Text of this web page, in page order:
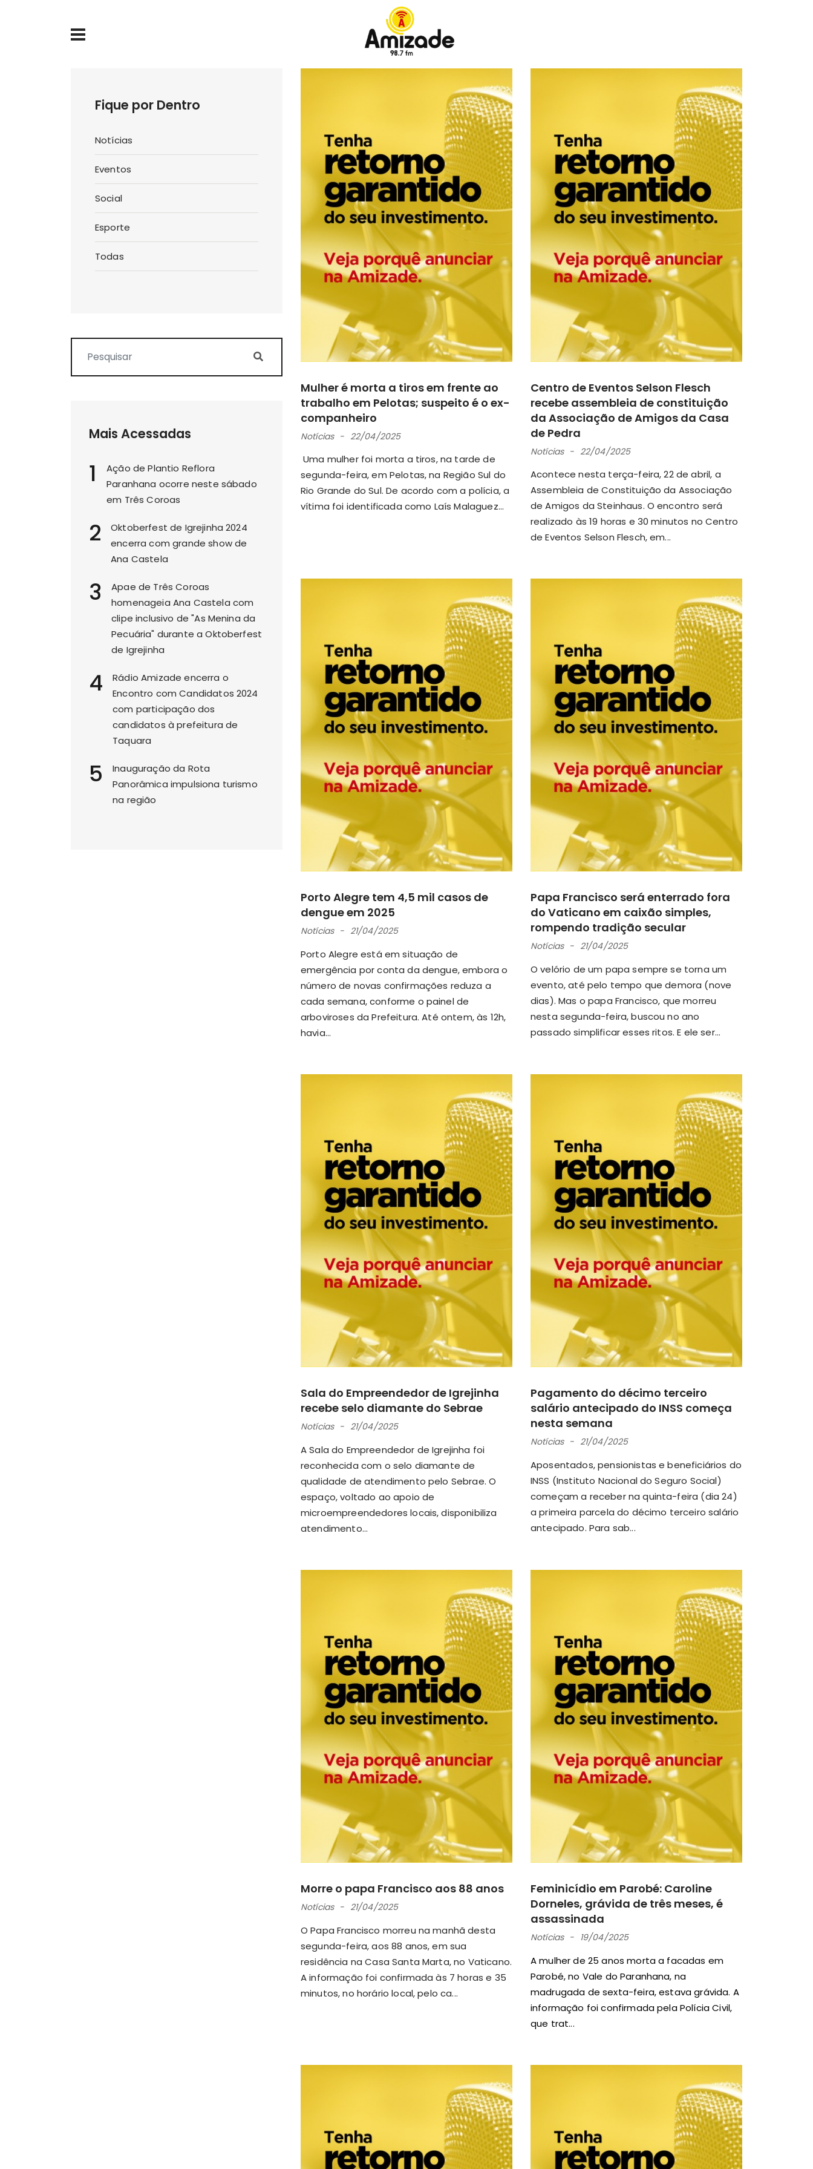
Fique por Dentro
Notícias
Eventos
Social
Esporte
Todas
Mais Acessadas
1
Ação de Plantio Reflora
Paranhana ocorre neste sábado
em Três Coroas
2
Oktoberfest de Igrejinha 2024
encerra com grande show de
Ana Castela
3
Apae de Três Coroas
homenageia Ana Castela com
clipe inclusivo de "As Menina da
Pecuária" durante a Oktoberfest
de Igrejinha
4
Rádio Amizade encerra o
Encontro com Candidatos 2024
com participação dos
candidatos à prefeitura de
Taquara
5
Inauguração da Rota
Panorâmica impulsiona turismo
na região
Mulher é morta a tiros em frente ao
trabalho em Pelotas; suspeito é o ex-
companheiro
Notícias 22/04/2025
Uma mulher foi morta a tiros, na tarde de
segunda-feira, em Pelotas, na Região Sul do
Rio Grande do Sul. De acordo com a polícia, a
vítima foi identificada como Laís Malaguez...
Centro de Eventos Selson Flesch
recebe assembleia de constituição
da Associação de Amigos da Casa
de Pedra
Notícias 22/04/2025
Acontece nesta terça-feira, 22 de abril, a
Assembleia de Constituição da Associação
de Amigos da Steinhaus. O encontro será
realizado às 19 horas e 30 minutos no Centro
de Eventos Selson Flesch, em...
Porto Alegre tem 4,5 mil casos de
dengue em 2025
Notícias 21/04/2025
Porto Alegre está em situação de
emergência por conta da dengue, embora o
número de novas confirmações reduza a
cada semana, conforme o painel de
arboviroses da Prefeitura. Até ontem, às 12h,
havia...
Papa Francisco será enterrado fora
do Vaticano em caixão simples,
rompendo tradição secular
Notícias 21/04/2025
O velório de um papa sempre se torna um
evento, até pelo tempo que demora (nove
dias). Mas o papa Francisco, que morreu
nesta segunda-feira, buscou no ano
passado simplificar esses ritos. E ele ser...
Sala do Empreendedor de Igrejinha
recebe selo diamante do Sebrae
Notícias 21/04/2025
A Sala do Empreendedor de Igrejinha foi
reconhecida com o selo diamante de
qualidade de atendimento pelo Sebrae. O
espaço, voltado ao apoio de
microempreendedores locais, disponibiliza
atendimento...
Pagamento do décimo terceiro
salário antecipado do INSS começa
nesta semana
Notícias 21/04/2025
Aposentados, pensionistas e beneficiários do
INSS (Instituto Nacional do Seguro Social)
começam a receber na quinta-feira (dia 24)
a primeira parcela do décimo terceiro salário
antecipado. Para sab...
Morre o papa Francisco aos 88 anos
Notícias 21/04/2025
O Papa Francisco morreu na manhã desta
segunda-feira, aos 88 anos, em sua
residência na Casa Santa Marta, no Vaticano.
A informação foi confirmada às 7 horas e 35
minutos, no horário local, pelo ca...
Feminicídio em Parobé: Caroline
Dorneles, grávida de três meses, é
assassinada
Notícias 19/04/2025
A mulher de 25 anos morta a facadas em
Parobé, no Vale do Paranhana, na
madrugada de sexta-feira, estava grávida. A
informação foi confirmada pela Polícia Civil,
que trat...